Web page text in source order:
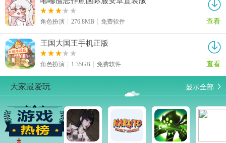
角色扮演 276.8MB 免费软件 查看
王国大国王手机正版
角色扮演 1.35GB 免费软件 查看
大家最爱玩 显示全部